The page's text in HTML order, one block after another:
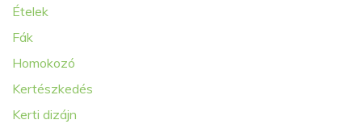
Ételek
Fák
Homokozó
Kertészkedés
Kerti dizájn